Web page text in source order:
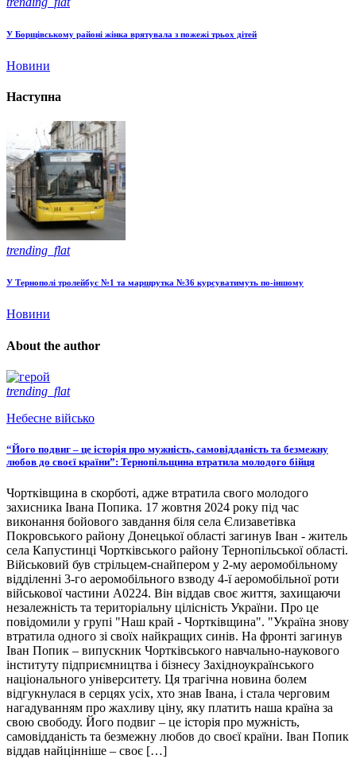
У Борщівському районі жінка врятувала з пожежі трьох дітей
Новини
Наступна
trending_flat
У Тернополі тролейбус №1 та маршрутка №36 курсуватимуть по-іншому
Новини
About the author
trending_flat
Небесне військо
“Його подвиг – це історія про мужність, самовідданість та безмежну
любов до своєї країни”: Тернопільщина втратила молодого бійця
Чортківщина в скорботі, адже втратила свого молодого
захисника Івана Попика. 17 жовтня 2024 року під час
виконання бойового завдання біля села Єлизаветівка
Покровського району Донецької області загинув Іван - житель
села Капустинці Чортківського району Тернопільської області.
Військовий був стрільцем-снайпером у 2-му аеромобільному
відділенні 3-го аеромобільного взводу 4-ї аеромобільної роти
військової частини А0224. Він віддав своє життя, захищаючи
незалежність та територіальну цілісність України. Про це
повідомили у групі "Наш край - Чортківщина". "Україна знову
втратила одного зі своїх найкращих синів. На фронті загинув
Іван Попик – випускник Чортківського навчально-наукового
інституту підприємництва і бізнесу Західноукраїнського
національного університету. Ця трагічна новина болем
відгукнулася в серцях усіх, хто знав Івана, і стала черговим
нагадуванням про жахливу ціну, яку платить наша країна за
свою свободу. Його подвиг – це історія про мужність,
самовідданість та безмежну любов до своєї країни. Іван Попик
віддав найцінніше – своє […]